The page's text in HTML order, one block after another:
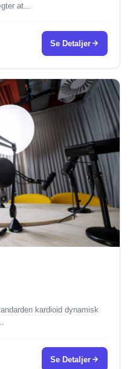
at...
Se Detaljer
kardioid dynamisk
Se Detaljer